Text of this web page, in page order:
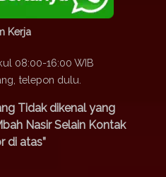
Kerja
08:00-16:00 WIB
telepon dulu.
Tidak dikenal yang
Nasir Selain Kontak
di atas”